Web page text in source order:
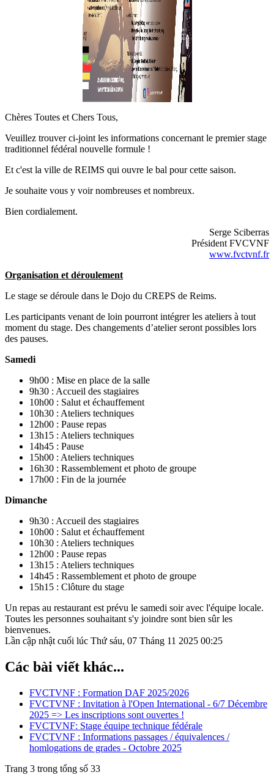
Chères Toutes et Chers Tous,
Veuillez trouver ci-joint les informations concernant le premier stage
traditionnel fédéral nouvelle formule !
Et c'est la ville de REIMS qui ouvre le bal pour cette saison.
Je souhaite vous y voir nombreuses et nombreux.
Bien cordialement.
Serge Sciberras
Président FVCVNF
www.fvctvnf.fr
Organisation et déroulement
Le stage se déroule dans le Dojo du CREPS de Reims.
Les participants venant de loin pourront intégrer les ateliers à tout
moment du stage. Des changements d’atelier seront possibles lors
des pauses.
Samedi
9h00 : Mise en place de la salle
9h30 : Accueil des stagiaires
10h00 : Salut et échauffement
10h30 : Ateliers techniques
12h00 : Pause repas
13h15 : Ateliers techniques
14h45 : Pause
15h00 : Ateliers techniques
16h30 : Rassemblement et photo de groupe
17h00 : Fin de la journée
Dimanche
9h30 : Accueil des stagiaires
10h00 : Salut et échauffement
10h30 : Ateliers techniques
12h00 : Pause repas
13h15 : Ateliers techniques
14h45 : Rassemblement et photo de groupe
15h15 : Clôture du stage
Un repas au restaurant est prévu le samedi soir avec l'équipe locale.
Toutes les personnes souhaitant s'y joindre sont bien sûr les
bienvenues.
Lần cập nhật cuối lúc Thứ sáu, 07 Tháng 11 2025 00:25
Các bài viết khác...
FVCTVNF : Formation DAF 2025/2026
FVCTVNF : Invitation à l'Open International - 6/7 Décembre
2025 => Les inscriptions sont ouvertes !
FVCTVNF: Stage équipe technique fédérale
FVCTVNF : Informations passages / équivalences /
homlogations de grades - Octobre 2025
Trang 3 trong tổng số 33